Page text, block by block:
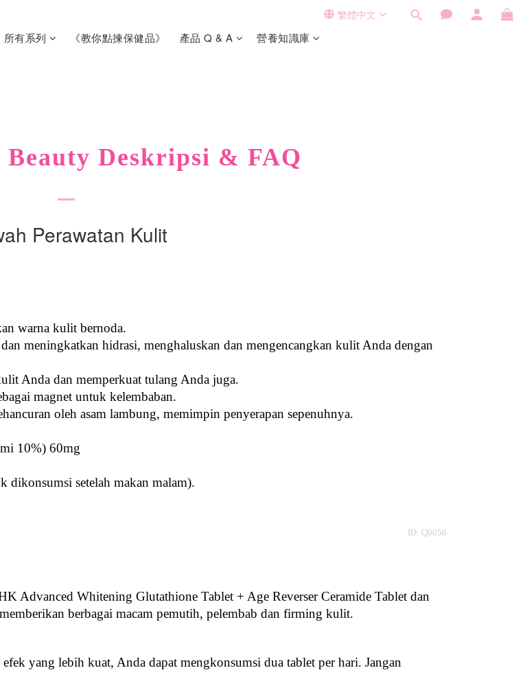
繁體中文
所有系列 《教你點揀保健品》 產品 Q & A 營養知識庫
Deskripsi & FAQ
Perawatan Kulit
warna kulit bernoda.
meningkatkan hidrasi, menghaluskan dan mengencangkan kulit Anda dengan
Anda dan memperkuat tulang Anda juga.
magnet untuk kelembaban.
oleh asam lambung, memimpin penyerapan sepenuhnya.
10%) 60mg
dikonsumsi setelah makan malam).
ID: Q0056
Advanced Whitening Glutathione Tablet + Age Reverser Ceramide Tablet dan
berbagai macam pemutih, pelembab dan firming kulit.
yang lebih kuat, Anda dapat mengkonsumsi dua tablet per hari. Jangan